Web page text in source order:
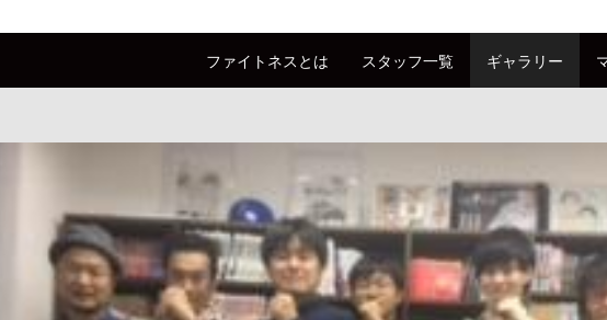
ファイトネスとは スタッフ一覧 ギャラリー